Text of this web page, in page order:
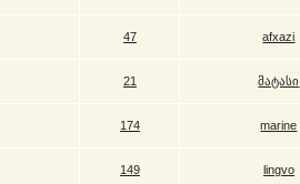
47 afxazi
21 მატასი
174 marine
149 lingvo